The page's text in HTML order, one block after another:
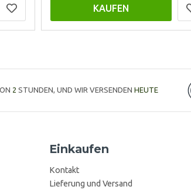
KAUFEN
2 STUNDEN, UND WIR VERSENDEN HEUTE
Einkaufen
Kontakt
Lieferung und Versand